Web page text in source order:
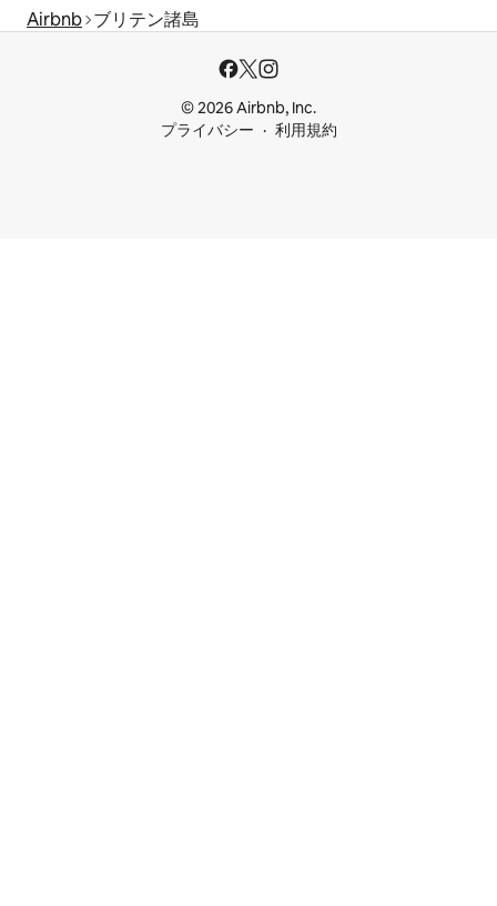
Airbnb ブリテン諸島
© 2026 Airbnb, Inc.
プライバシー
利用規約